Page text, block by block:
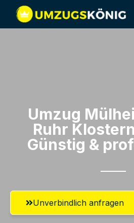
Umzug
Ruhr​
Günstig &
Unverbindlich anfragen